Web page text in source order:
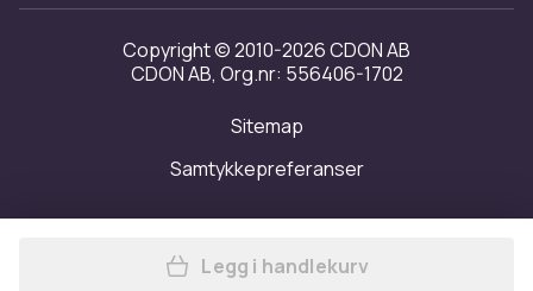
Investor relations
Tilgjengelighet
Copyright © 2010-2026 CDON AB
CDON AB, Org.nr: 556406-1702
Sitemap
Samtykkepreferanser
Legg Skrekk-tur på Pecos-
Legg i handlekurv